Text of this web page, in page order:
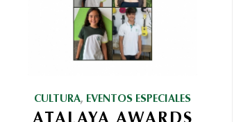
CULTURA, EVENTOS ESPECIALES